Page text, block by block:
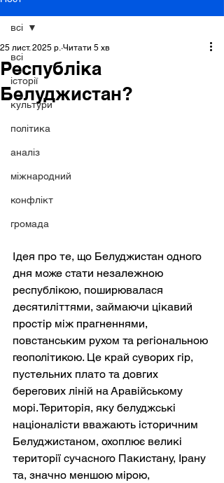
всі
історії
культури
політика
аналіз
міжнародний
конфлікт
громада
всі
Республіка
Белуджистан?
25 лист. 2025 р. Читати 5 хв
Ідея про те, що Белуджистан одного
дня може стати незалежною
республікою, поширювалася
десятиліттями, займаючи цікавий
простір між прагненнями,
повстанським рухом та регіональною
геополітикою. Це край суворих гір,
пустельних плато та довгих
берегових ліній на Аравійському
морі. Територія, яку белуджські
націоналісти вважають історичним
Белуджистаном, охоплює великі
території сучасного Пакистану, Ірану
та, значно меншою мірою,